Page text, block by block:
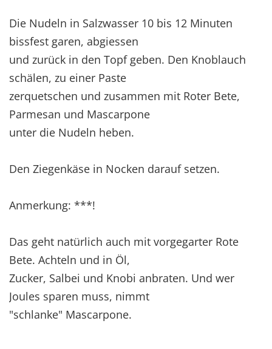
Die Nudeln in Salzwasser 10 bis 12 Minuten
bissfest garen, abgiessen
und zurück in den Topf geben. Den Knoblauch
schälen, zu einer Paste
zerquetschen und zusammen mit Roter Bete,
Parmesan und Mascarpone
unter die Nudeln heben.
Den Ziegenkäse in Nocken darauf setzen.
Anmerkung: ***!
Das geht natürlich auch mit vorgegarter Rote
Bete. Achteln und in Öl,
Zucker, Salbei und Knobi anbraten. Und wer
Joules sparen muss, nimmt
"schlanke" Mascarpone.